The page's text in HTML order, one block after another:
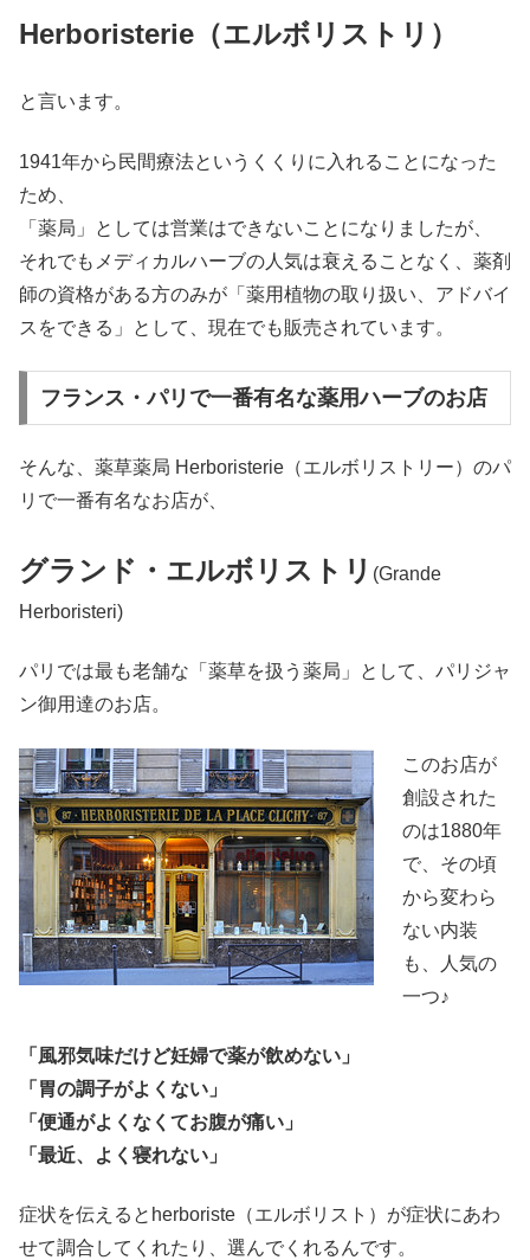
Herboristerie（エルボリストリ）
と言います。
1941年から民間療法というくくりに入れることになった
ため、
「薬局」としては営業はできないことになりましたが、
それでもメディカルハーブの人気は衰えることなく、薬剤
師の資格がある方のみが「薬用植物の取り扱い、アドバイ
スをできる」として、現在でも販売されています。
フランス・パリで一番有名な薬用ハーブのお店
そんな、薬草薬局 Herboristerie（エルボリストリー）のパ
リで一番有名なお店が、
グランド・エルボリストリ (Grande
Herboristeri)
パリでは最も老舗な「薬草を扱う薬局」として、パリジャ
ン御用達のお店。
このお店が
創設された
のは1880年
で、その頃
から変わら
ない内装
も、人気の
一つ♪
「風邪気味だけど妊婦で薬が飲めない」
「胃の調子がよくない」
「便通がよくなくてお腹が痛い」
「最近、よく寝れない」
症状を伝えるとherboriste（エルボリスト）が症状にあわ
せて調合してくれたり、選んでくれるんです。